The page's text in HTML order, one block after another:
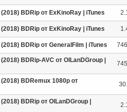
BDRip от ExKinoRay | iTunes
BDRip от ExKinoRay | iTunes
BDRip от GeneralFilm | iTunes
BDRip-AVC от OlLanDGroup |
BDRemux 1080p от
BDRip от OlLanDGroup |